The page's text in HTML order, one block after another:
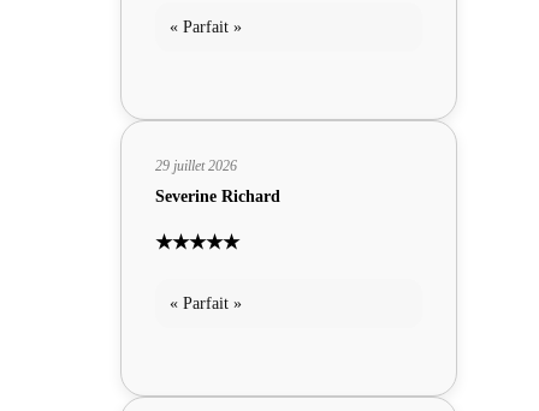
« Parfait »
29 juillet 2026
Severine Richard
★★★★★
« Parfait »